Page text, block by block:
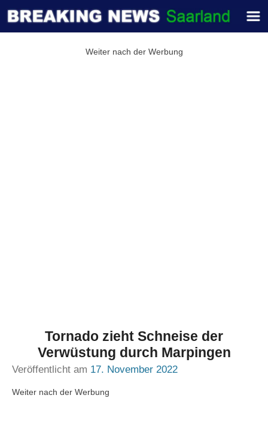
Weiter nach der Werbung
Tornado zieht Schneise der
Verwüstung durch Marpingen
Veröffentlicht am 17. November 2022
Weiter nach der Werbung